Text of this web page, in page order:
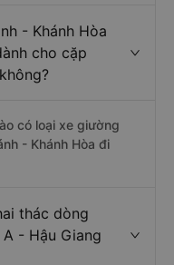
- Khánh Hòa
cho cặp
có loại xe giường
- Khánh Hòa đi
thác dòng
- Hậu Giang